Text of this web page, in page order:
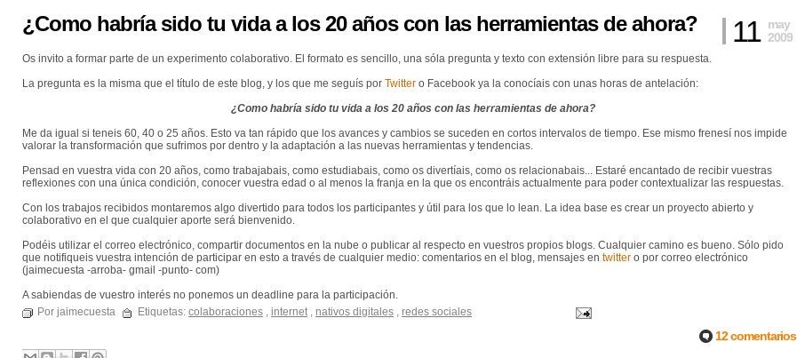
¿Como habría sido tu vida a los 20 años con las herramientas de ahora? 11 may
2009
Os invito a formar parte de un experimento colaborativo. El formato es sencillo, una sóla pregunta y texto con extensión libre para su respuesta.
La pregunta es la misma que el título de este blog, y los que me seguís por Twitter o Facebook ya la conocíais con unas horas de antelación:
¿Como habría sido tu vida a los 20 años con las herramientas de ahora?
Me da igual si teneis 60, 40 o 25 años. Esto va tan rápido que los avances y cambios se suceden en cortos intervalos de tiempo. Ese mismo frenesí nos impide
valorar la transformación que sufrimos por dentro y la adaptación a las nuevas herramientas y tendencias.
Pensad en vuestra vida con 20 años, como trabajabais, como estudiabais, como os divertíais, como os relacionabais... Estaré encantado de recibir vuestras
reflexiones con una única condición, conocer vuestra edad o al menos la franja en la que os encontráis actualmente para poder contextualizar las respuestas.
Con los trabajos recibidos montaremos algo divertido para todos los participantes y útil para los que lo lean. La idea base es crear un proyecto abierto y
colaborativo en el que cualquier aporte será bienvenido.
Podéis utilizar el correo electrónico, compartir documentos en la nube o publicar al respecto en vuestros propios blogs. Cualquier camino es bueno. Sólo pido
que notifiqueis vuestra intención de participar en esto a través de cualquier medio: comentarios en el blog, mensajes en twitter o por correo electrónico
(jaimecuesta -arroba- gmail -punto- com)
A sabiendas de vuestro interés no ponemos un deadline para la participación.
Por jaimecuesta
Etiquetas: colaboraciones , internet , nativos digitales , redes sociales
12 comentarios